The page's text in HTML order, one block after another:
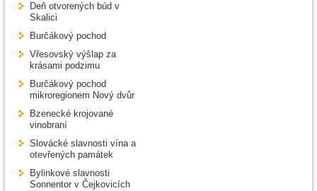
Deň otvorených búd v
Skalici
Burčákový pochod
Vřesovský výšlap za
krásami podzimu
Burčákový pochod
mikroregionem Nový dvůr
Bzenecké krojované
vinobraní
Slovácké slavnosti vína a
otevřených památek
Bylinkové slavnosti
Sonnentor v Čejkovicích